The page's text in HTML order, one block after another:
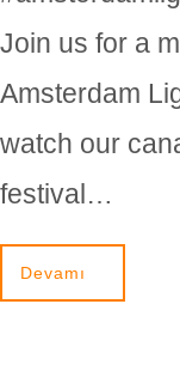
Join us for a
Amsterdam
watch our
festival…
Devamı